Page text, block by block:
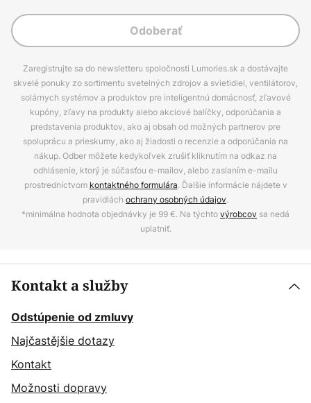
Odoberať
Zaregistrujte sa do newsletteru spoločnosti Lumories.sk a dostávajte
skvelé ponuky zo sortimentu svetelných zdrojov a svietidiel, ventilátorov,
solárnych systémov a produktov pre inteligentnú domácnosť, zľavové
kupóny, zľavy na produkty alebo akciové balíčky, odporúčania a
predstavenia produktov, ako aj obsah od možných partnerov pre
spoluprácu a prieskumy, ako aj žiadosti o recenzie a odporúčania na
nákup. Odber môžete kedykoľvek zrušiť kliknutím na odkaz na
odhlásenie, ktorý je súčasťou e-mailov, alebo zaslaním e-mailu
prostredníctvom kontaktného formulára. Ďalšie informácie nájdete v
pravidlách ochrany osobných údajov.
*minimálna hodnota objednávky je 99 €. Na týchtovýrobcov sa nedá
uplatniť.
Kontakt a služby
Odstúpenie od zmluvy
Najčastějšie dotazy
Kontakt
Možnosti dopravy